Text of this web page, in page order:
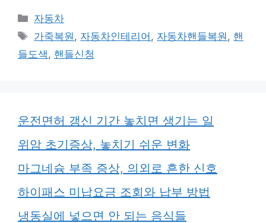
카
테
리
자동차
태
그
가죽복원, 자동차인테리어 , 자동차핸들복원, 핸
들도색, 핸들신청
운전면허 갱신 기간 놓치면 생기는 일
위암 초기증상, 놓치기 쉬운 변화
마그네슘 부족 증상, 의외로 흔한 신호
하이패스 미납요금 조회와 납부 방법
냉동실에 넣으면 안 되는 음식들